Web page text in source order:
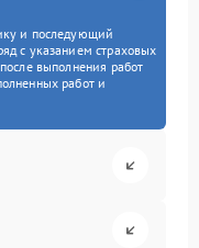
и последующий
с указанием страховых
выполнения работ
работ и